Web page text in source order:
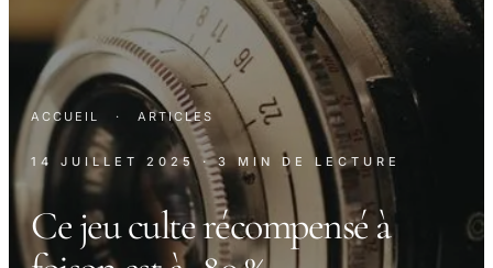
ACCUEIL · ARTICLES
14 JUILLET 2025 · 3 MIN DE LECTURE
Ce jeu culte récompensé à